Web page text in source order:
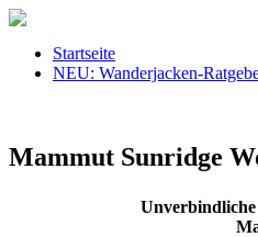
Startseite
NEU: Wanderjacken-
Mammut Sunridge
Unverbindliche